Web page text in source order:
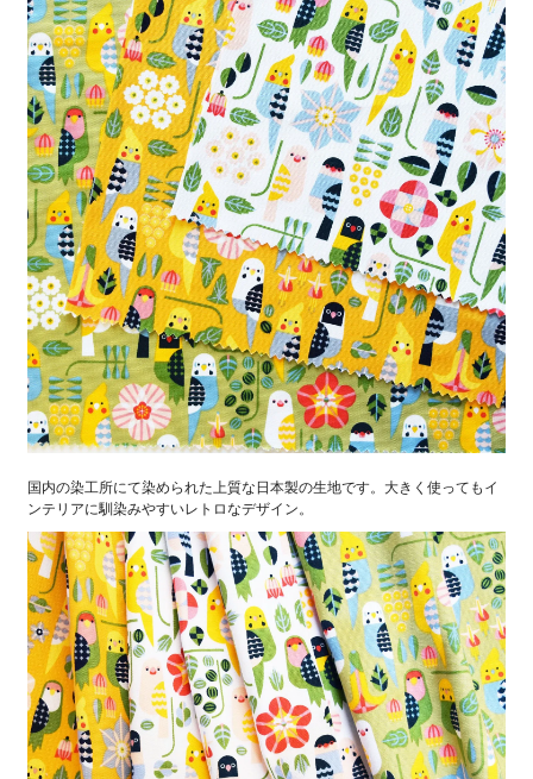
国内の染工所にて染められた上質な日本製の生地です。大きく使ってもイ
ンテリアに馴染みやすいレトロなデザイン。